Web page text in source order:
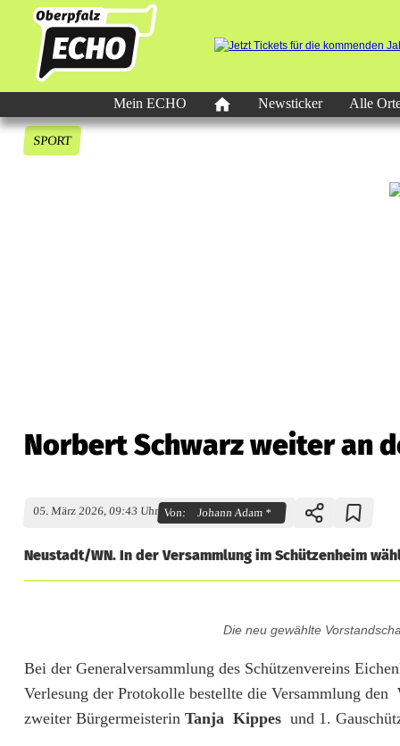
Mein ECHO Newsticker Alle
SPORT
Norbert Schwarz weiter an
05. März 2026, 09:43 Uhr Von: Johann Adam *
Neustadt/WN. In der Versammlung im Schützenheim
r
b
Die neu gewählte
Bei der Generalversammlung des Schützenvereins
Verlesung der Protokolle bestellte die Versammlung
zweiter Bürgermeisterin Tanja Kippes und 1.